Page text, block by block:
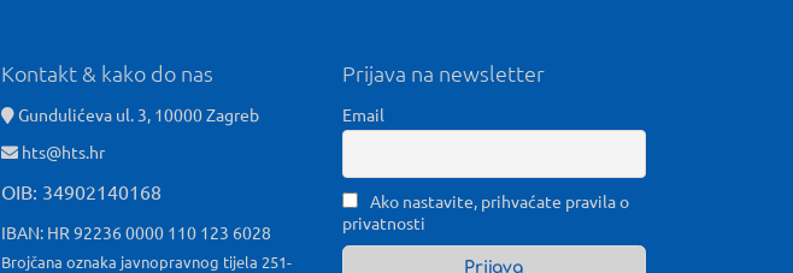
Kontakt & kako do nas
Gundulićeva ul. 3, 10000 Zagreb
hts@hts.hr
OIB: 34902140168
IBAN: HR 92236 0000 110 123 6028
Brojčana oznaka javnopravnog tijela 251-
Prijava na newsletter
Email
Ako nastavite, prihvaćate pravila o
privatnosti